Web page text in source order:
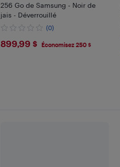
256 Go de Samsung - Noir de
jais - Déverrouillé
(0)
$899.99
899,99 $ Économisez 250 $